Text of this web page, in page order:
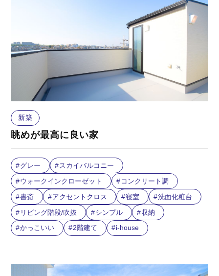
新築
眺めが最高に良い家
グレー
スカイバルコニー
ウォークインクローゼット
コンクリート調
書斎
アクセントクロス 寝室
洗面化粧台
リビング階段/吹抜
シンプル
収納
かっこいい
2階建て i-house